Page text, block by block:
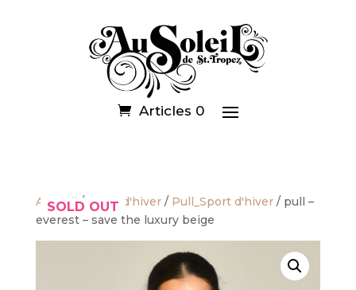
Articles 0
SOLD OUT
Accueil/ Sport d'hiver/ Pull_Sport d'hiver/ pull –
everest – save the luxury beige